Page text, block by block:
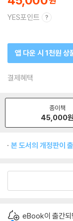
YES포인트
앱 다운 시 1천원 상
결제혜택
종이책
45,000원
본 도서의 개정판이
eBook이 출간되